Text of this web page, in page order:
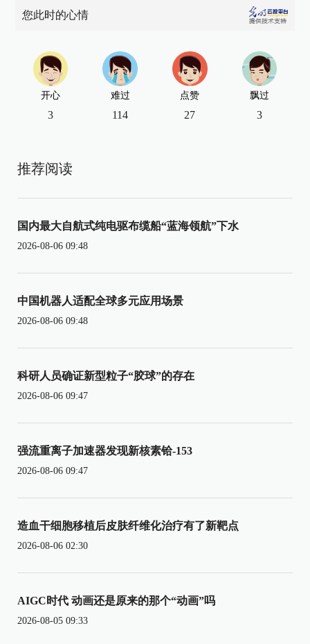
您此时的心情
开心
3
难过
114
点赞
27
飘过
3
推荐阅读
国内最大自航式纯电驱布缆船“蓝海领航”下水
2026-08-06 09:48
中国机器人适配全球多元应用场景
2026-08-06 09:48
科研人员确证新型粒子“胶球”的存在
2026-08-06 09:47
强流重离子加速器发现新核素铪-153
2026-08-06 09:47
造血干细胞移植后皮肤纤维化治疗有了新靶点
2026-08-06 02:30
AIGC时代 动画还是原来的那个“动画”吗
2026-08-05 09:33